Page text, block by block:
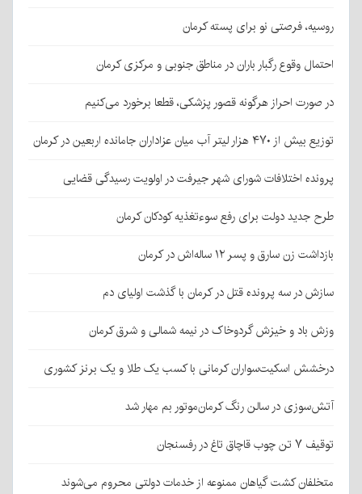
روسیه، فرصتی نو برای پسته کرمان
احتمال وقوع رگبار باران در مناطق جنوبی و مرکزی کرمان
در صورت احراز هرگونه قصور پزشکی، قطعا برخورد می‌کنیم
توزیع بیش از ۴۷۰ هزار لیتر آب میان عزاداران جامانده اربعین در کرمان
پرونده اختلافات شورای شهر جیرفت در اولویت رسیدگی قضایی
طرح جدید دولت برای رفع سوءتغذیه کودکان کرمان
بازداشت زن سارق و پسر ۱۲ ساله‌اش در کرمان
سازش در سه پرونده قتل در کرمان با گذشت اولیای دم
وزش باد و خیزش گردوخاک در نیمه شمالی و شرق کرمان
درخشش اسکیت‌سواران کرمانی با کسب یک طلا و یک برنز کشوری
آتش‌سوزی در سالن رنگ کرمان‌موتور بم مهار شد
توقیف ۷ تن چوب قاچاق تاغ در رفسنجان
متخلفان کشت گیاهان ممنوعه از خدمات دولتی محروم می‌شوند